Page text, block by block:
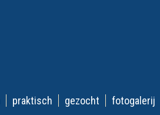
praktisch gezocht fotogalerij